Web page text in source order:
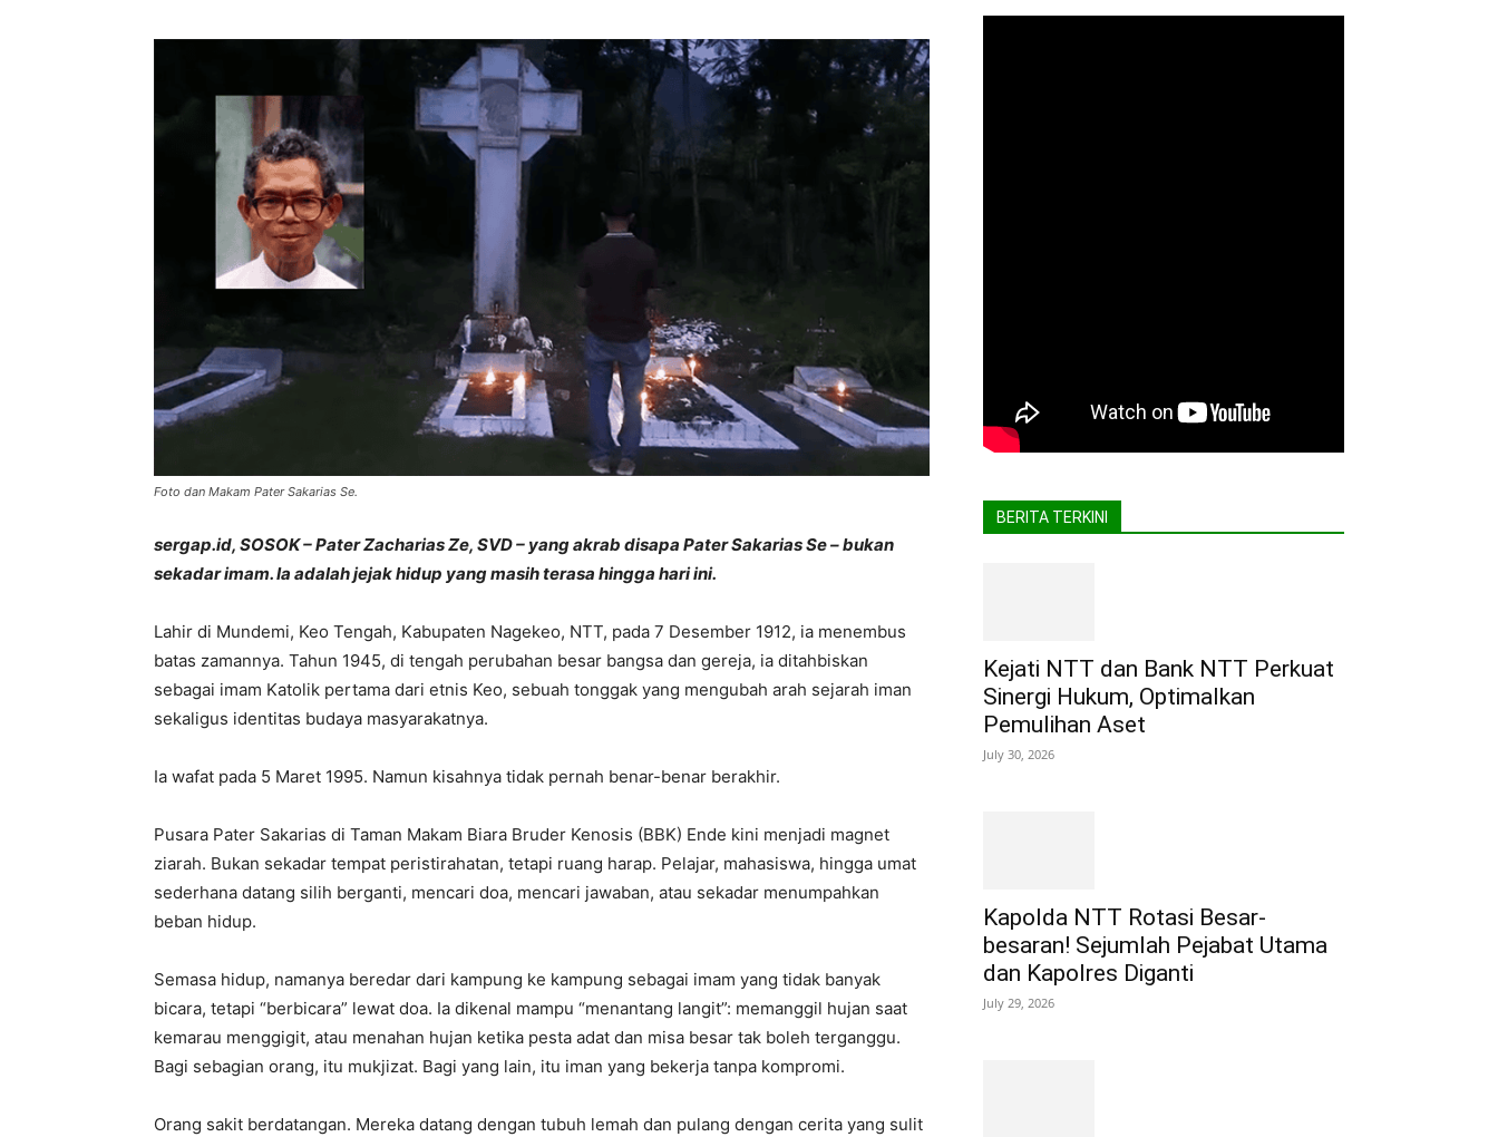
Foto dan Makam Pater Sakarias Se.
sergap.id, SOSOK – Pater Zacharias Ze, SVD – yang akrab disapa Pater Sakarias Se – bukan
sekadar imam. Ia adalah jejak hidup yang masih terasa hingga hari ini.
Lahir di Mundemi, Keo Tengah, Kabupaten Nagekeo, NTT, pada 7 Desember 1912, ia menembus
batas zamannya. Tahun 1945, di tengah perubahan besar bangsa dan gereja, ia ditahbiskan
sebagai imam Katolik pertama dari etnis Keo, sebuah tonggak yang mengubah arah sejarah iman
sekaligus identitas budaya masyarakatnya.
Ia wafat pada 5 Maret 1995. Namun kisahnya tidak pernah benar-benar berakhir.
Pusara Pater Sakarias di Taman Makam Biara Bruder Kenosis (BBK) Ende kini menjadi magnet
ziarah. Bukan sekadar tempat peristirahatan, tetapi ruang harap. Pelajar, mahasiswa, hingga umat
sederhana datang silih berganti, mencari doa, mencari jawaban, atau sekadar menumpahkan
beban hidup.
Semasa hidup, namanya beredar dari kampung ke kampung sebagai imam yang tidak banyak
bicara, tetapi “berbicara” lewat doa. Ia dikenal mampu “menantang langit”: memanggil hujan saat
kemarau menggigit, atau menahan hujan ketika pesta adat dan misa besar tak boleh terganggu.
Bagi sebagian orang, itu mukjizat. Bagi yang lain, itu iman yang bekerja tanpa kompromi.
Orang sakit berdatangan. Mereka datang dengan tubuh lemah dan pulang dengan cerita yang sulit
BERITA TERKINI
Kejati NTT dan Bank NTT Perkuat
Sinergi Hukum, Optimalkan
Pemulihan Aset
July 30, 2026
Kapolda NTT Rotasi Besar-
besaran! Sejumlah Pejabat Utama
dan Kapolres Diganti
July 29, 2026